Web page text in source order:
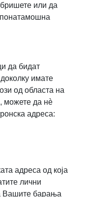
или да
да бидат
имате
од областа на
можете да нè
адреса:
адреса од која
лични
Вашите барања